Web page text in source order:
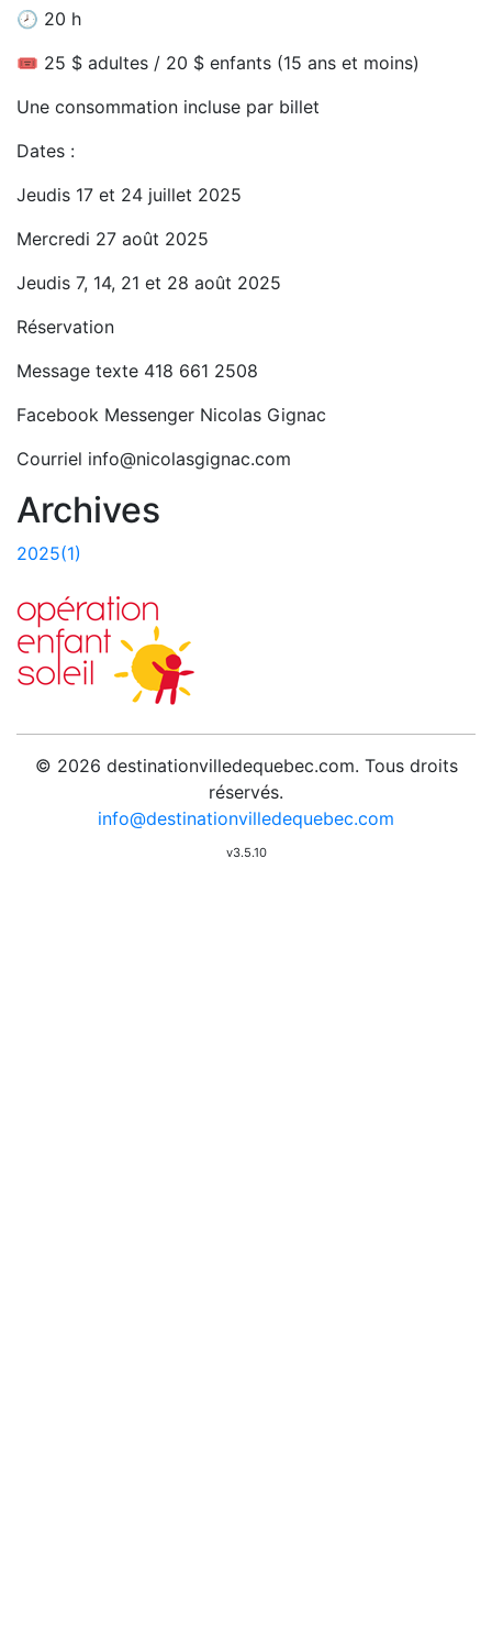
🕗 20 h
🎟️ 25 $ adultes / 20 $ enfants (15 ans et moins)
Une consommation incluse par billet
Dates :
Jeudis 17 et 24 juillet 2025
Mercredi 27 août 2025
Jeudis 7, 14, 21 et 28 août 2025
Réservation
Message texte 418 661 2508
Facebook Messenger Nicolas Gignac
Courriel info@nicolasgignac.com
Archives
2025(1)
© 2026 destinationvilledequebec.com. Tous droits
réservés.
info@destinationvilledequebec.com
v3.5.10